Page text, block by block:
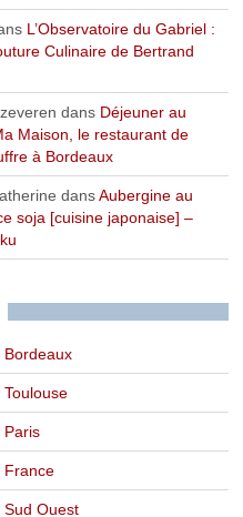
L’Observatoire du Gabriel :
Culinaire de Bertrand
dans Déjeuner au
Maison, le restaurant de
à Bordeaux
dansAubergine au
soja [cuisine japonaise] –
Bordeaux
Paris
France
Sud Ouest